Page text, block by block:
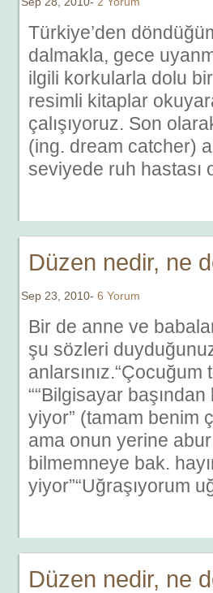
Türkiye’den
dalmakla, gece
ilgili korkularla dolu
resimli kitaplar
çalışıyoruz. Son
(ing. dream catcher)
seviyede ruh
Düzen nedir, ne
Sep 23, 2010- 6 Yorum
Bir de anne ve
şu sözleri
““Bilgisayar
yiyor” (tamam benim
ama onun yerine
bilmemneye bak.
yiyor”“Uğraşıyorum
Düzen nedir, ne